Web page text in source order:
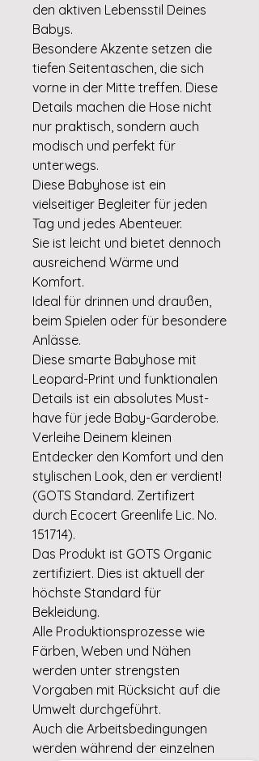
den aktiven Lebensstil Deines
Babys.
Besondere Akzente setzen die
tiefen Seitentaschen, die sich
vorne in der Mitte treffen. Diese
Details machen die Hose nicht
nur praktisch, sondern auch
modisch und perfekt für
unterwegs.
Diese Babyhose ist ein
vielseitiger Begleiter für jeden
Tag und jedes Abenteuer.
Sie ist leicht und bietet dennoch
ausreichend Wärme und
Komfort.
Ideal für drinnen und draußen,
beim Spielen oder für besondere
Anlässe.
Diese smarte Babyhose mit
Leopard-Print und funktionalen
Details ist ein absolutes Must-
have für jede Baby-Garderobe.
Verleihe Deinem kleinen
Entdecker den Komfort und den
stylischen Look, den er verdient!
(GOTS Standard. Zertifizert
durch Ecocert Greenlife Lic. No.
151714).
Das Produkt ist GOTS Organic
zertifiziert. Dies ist aktuell der
höchste Standard für
Bekleidung.
Alle Produktionsprozesse wie
Färben, Weben und Nähen
werden unter strengsten
Vorgaben mit Rücksicht auf die
Umwelt durchgeführt.
Auch die Arbeitsbedingungen
werden während der einzelnen